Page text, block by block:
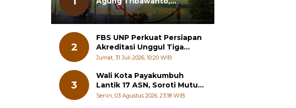
Tekankan Peningkatan
Pelayanan dan Sinergi
Sabtu, 01 Agustus 2026, 19:43 WIB
2
FBS UNP Perkuat Persiapan
Akreditasi Unggul Tiga
Program Studi
Jumat, 31 Juli 2026, 10:20 WIB
3
Wali Kota Payakumbuh
Lantik 17 ASN, Soroti Mutu
Sekolah hingga Pelayanan
Senin, 03 Agustus 2026, 23:18 WIB